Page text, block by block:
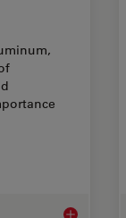
How to